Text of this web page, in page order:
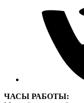
ЧАСЫ РАБОТЫ: